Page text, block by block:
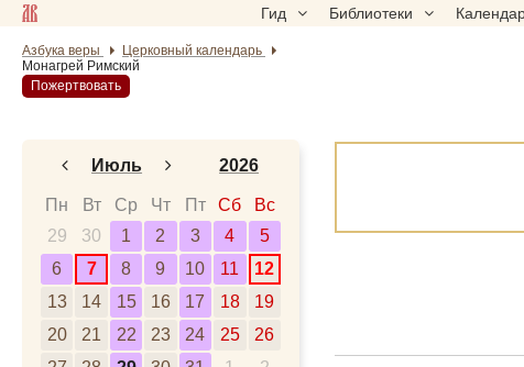
Гид Библиотеки
Азбука веры
Церковный календарь
Монагрей Римский
Пожертвовать
Январь
Февраль
Март
Апрель
Май
Июль
2024
2025
2026
2027
2028
2026
Пн Вт Ср Чт Пт Сб
Вс
29
30 1 2 3 4
5
6
7 8 9 10 11
12
13
14 15 16 17 18
19
20
21 22 23 24 25
26